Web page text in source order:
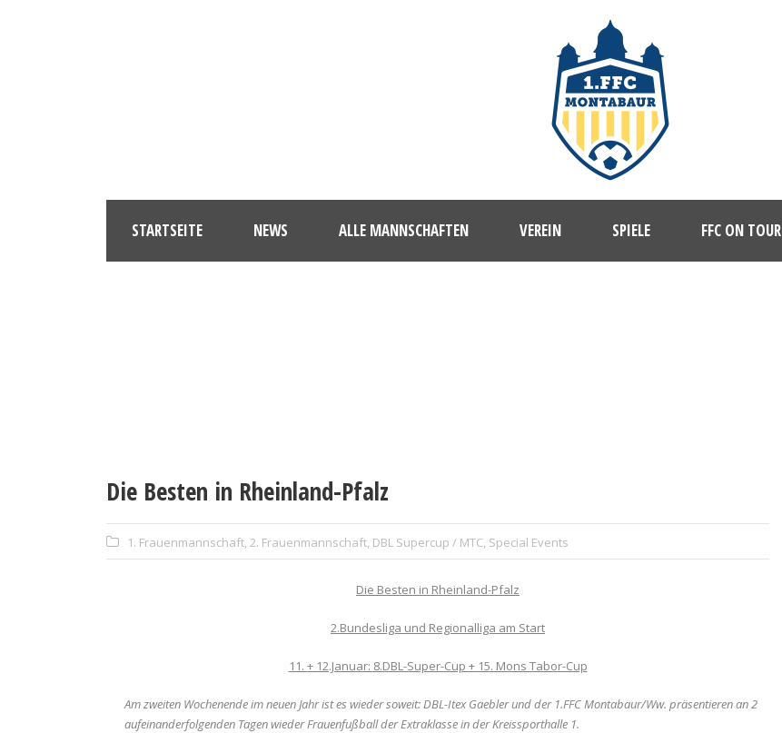
STARTSEITE NEWS ALLE MANNSCHAFTEN VEREIN SPIELE FFC ON TOUR
Die Besten in Rheinland-Pfalz
1. Frauenmannschaft, 2. Frauenmannschaft, DBL Supercup / MTC, Special Events
Die Besten in Rheinland-Pfalz
2.Bundesliga und Regionalliga am Start
11. + 12.Januar: 8.DBL-Super-Cup + 15. Mons Tabor-Cup
Am zweiten Wochenende im neuen Jahr ist es wieder soweit: DBL-Itex Gaebler und der 1.FFC Montabaur/Ww. präsentieren an 2
aufeinanderfolgenden Tagen wieder Frauenfußball der Extraklasse in der Kreissporthalle 1.